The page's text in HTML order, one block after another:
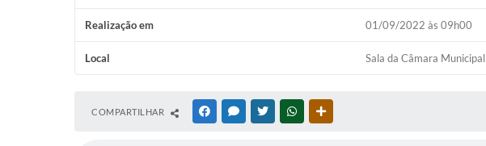
Realização em 01/09/2022 às 09h00
Local Sala da Câmara Municipal
COMPARTILHAR FACEBOOKMESSENGER
TWITTERWHATSAPP